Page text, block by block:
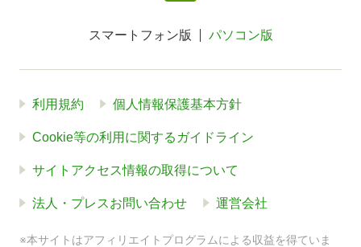
スマートフォン版 パソコン版
利用規約 個人情報保護基本方針
Cookie等の利用に関するガイドライン
サイトアクセス情報の取得について
法人・プレスお問い合わせ 運営会社
※本サイトはアフィリエイトプログラムによる収益を得ていま